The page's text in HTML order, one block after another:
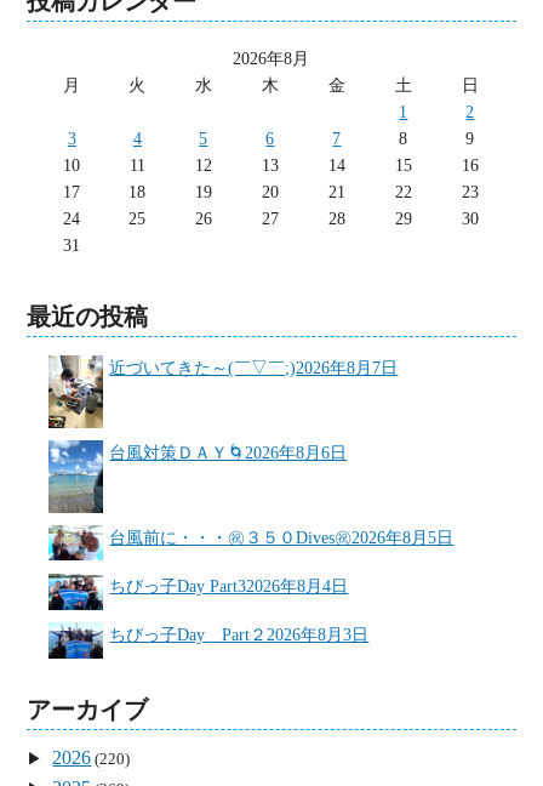
2026年8月
月
火 水 木 金 土
日
1
2
3
4 5 6 7 8
9
10
11 12 13 14 15
16
17
18 19 20 21 22
23
24
25 26 27 28 29
30
31
最近の投稿
近づいてきた～(￣▽￣;)2026年8月7日
台風対策ＤＡＹ🌀 2026年8月6日
台風前に・・・㊗３５０Dives㊗2026年8月5日
ちびっ子Day Part32026年8月4日
ちびっ子Day Part２ 2026年8月3日
アーカイブ
2026 (220)